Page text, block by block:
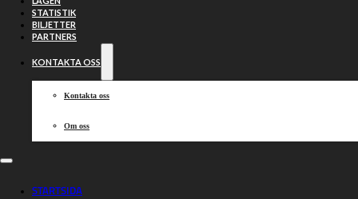
STATISTIK
BILJETTER
PARTNERS
KONTAKTA OSS
Kontakta oss
Om oss
STARTSIDA
Upptaktsträff